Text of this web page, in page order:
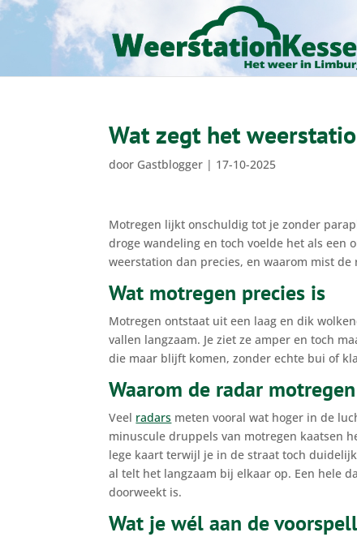
Wat zegt het
door Gastblogger | 17-10-2025
Motregen lijkt onschuldig tot je zonder
droge wandeling en toch voelde het als een
weerstation dan precies, en waarom mist de
Wat motregen precies is
Motregen ontstaat uit een laag en dik
vallen langzaam. Je ziet ze amper en toch
die maar blijft komen, zonder echte bui of
Waarom de radar
Veel radars meten vooral wat hoger in de
minuscule druppels van motregen kaatsen
lege kaart terwijl je in de straat toch
al telt het langzaam bij elkaar op. Een hele
doorweekt is.
Wat je wél aan de